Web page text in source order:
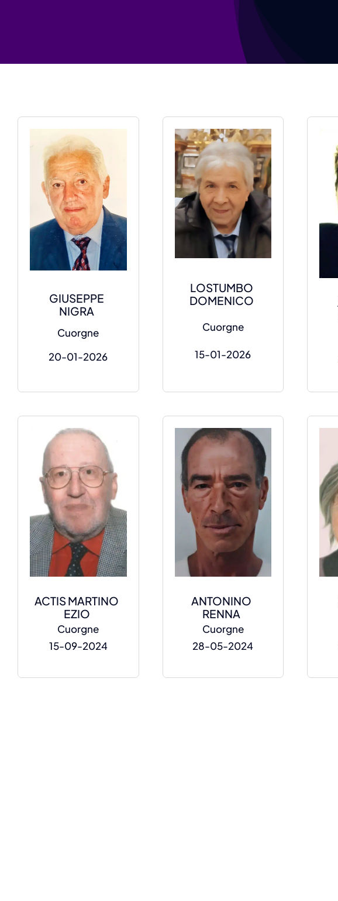
GIUSEPPE
NIGRA
Cuorgne
20-01-2026
LOSTUMBO
DOMENICO
Cuorgne
15-01-2026
ACTIS MARTINO
EZIO
Cuorgne
15-09-2024
ANTONINO
RENNA
Cuorgne
28-05-2024